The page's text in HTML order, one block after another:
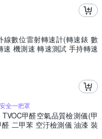
線數位雷射轉速計(轉速錶 數
速 機測速 轉速測試 手持轉速
全一把罩
TVOC甲醛空氣品質檢測儀(甲
二甲苯 空汙檢測儀 油漆 裝